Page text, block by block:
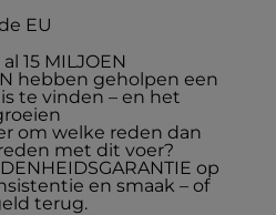
EU
15 MILJOEN
hebben geholpen een
te vinden – en het
om welke reden dan
met dit voer?
op
en smaak – of
terug.